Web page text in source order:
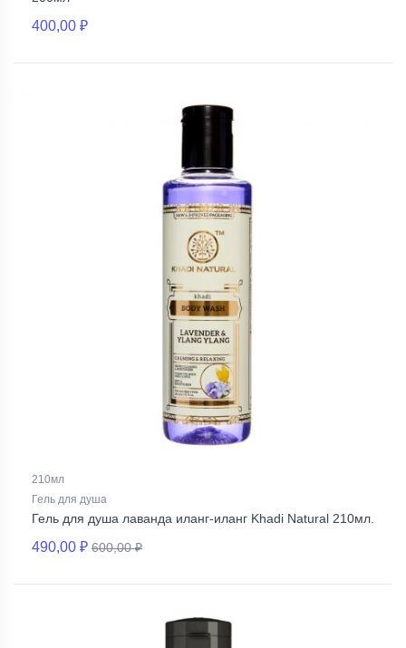
400,00 ₽
210мл
Гель для душа
Гель для душа лаванда иланг-иланг Khadi Natural 210мл.
490,00 ₽ 600,00 ₽